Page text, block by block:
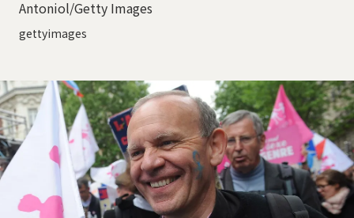
Antoniol/Getty Images
gettyimages